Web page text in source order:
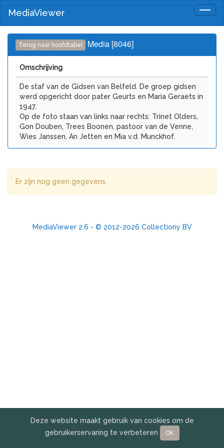
MediaViewer
Terug naar hoofdtabel Media [8046]
Omschrijving
De staf van de Gidsen van Belfeld. De groep gidsen
werd opgericht door pater Geurts en Maria Geraets in
1947.
Op de foto staan van links naar rechts: Trinet Olders,
Gon Douben, Trees Boonen, pastoor van de Venne,
Wies Janssen, An Jetten en Mia v.d. Munckhof.
Er zijn nog geen gegevens.
MediaViewer 2.6 - © 2012-2026 Collectiony BV
Deze website maakt gebruik van cookies om de
gebruikerservaring te verbeteren
OK